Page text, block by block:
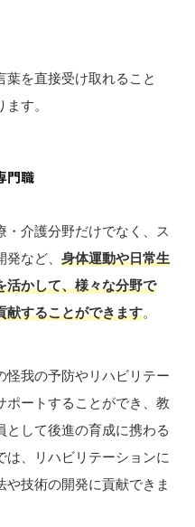
を直接受け取れること
す。
門職
介護分野だけでなく、ス
など、 身体運動や日常生
活かして、様々な分野で
献することができます。
怪我の予防やリハビリテー
ポートすることができ、教
して後進の育成に携わる
は、リハビリテーションに
技術の開発に貢献できま